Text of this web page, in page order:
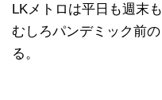
LKメトロは平日も週末
むしろパンデミック前
る。